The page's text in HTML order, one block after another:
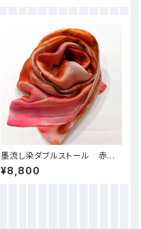
墨流し染ダブルストール 赤大
理石-D06
¥8,800